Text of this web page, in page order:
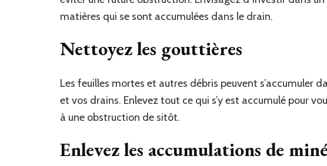
matières qui se sont accumulées dans le drain.
Nettoyez les gouttières
Les feuilles mortes et autres débris peuvent s’accumuler
et vos drains. Enlevez tout ce qui s’y est accumulé pour
à une obstruction de sitôt.
Enlevez les accumulations de